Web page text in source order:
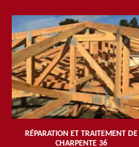
RÉPARATION ET TRAITEMENT DE
CHARPENTE 36